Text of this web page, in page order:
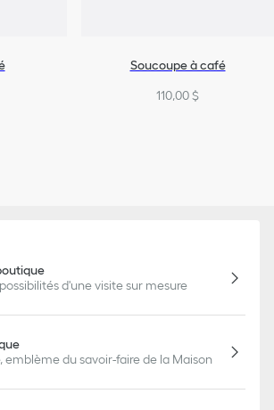
Soucoupe à café
110,00 $
d'une visite sur mesure
emblème du savoir-faire de la Maison